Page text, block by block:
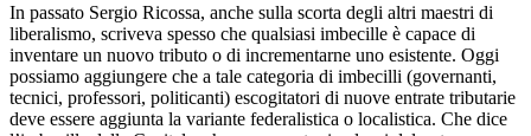
In passato Sergio Ricossa, anche sulla scorta degli altri maestri di
liberalismo, scriveva spesso che qualsiasi imbecille è capace di
inventare un nuovo tributo o di incrementarne uno esistente. Oggi
possiamo aggiungere che a tale categoria di imbecilli (governanti,
tecnici, professori, politicanti) escogitatori di nuove entrate tributarie
deve essere aggiunta la variante federalistica o localistica. Che dice